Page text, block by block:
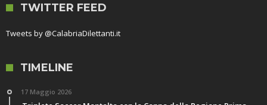
TWITTER FEED
Tweets by @CalabriaDilettanti.it
TIMELINE
17 Maggio 2026